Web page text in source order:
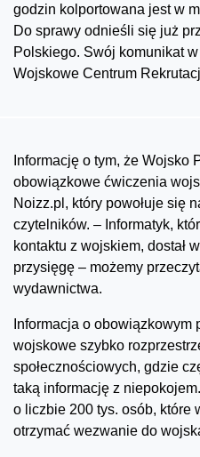
godzin kolportowana jest w
Do sprawy odnieśli się już
Polskiego. Swój komunikat
Wojskowe Centrum
Informację o tym, że Wojsko
obowiązkowe ćwiczenia
Noizz.pl, który powołuje się
czytelników. – Informatyk,
kontaktu z wojskiem, dostał
przysięgę – możemy
wydawnictwa.
Informacja o obowiązkowym
wojskowe szybko
społecznościowych, gdzie
taką informację z
o liczbie 200 tys. osób, które
otrzymać wezwanie do